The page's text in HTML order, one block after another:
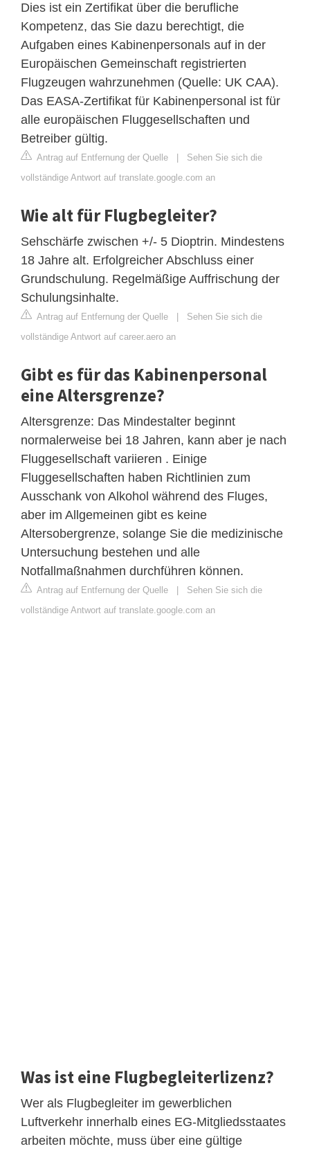
Dies ist ein Zertifikat über die berufliche
Kompetenz, das Sie dazu berechtigt, die
Aufgaben eines Kabinenpersonals auf in der
Europäischen Gemeinschaft registrierten
Flugzeugen wahrzunehmen (Quelle: UK CAA).
Das EASA-Zertifikat für Kabinenpersonal ist für
alle europäischen Fluggesellschaften und
Betreiber gültig.
Antrag auf Entfernung der Quelle | Sehen Sie sich die
vollständige Antwort auf translate.google.com an
Wie alt für Flugbegleiter?
Sehschärfe zwischen +/- 5 Dioptrin. Mindestens
18 Jahre alt. Erfolgreicher Abschluss einer
Grundschulung. Regelmäßige Auffrischung der
Schulungsinhalte.
Antrag auf Entfernung der Quelle | Sehen Sie sich die
vollständige Antwort auf career.aero an
Gibt es für das Kabinenpersonal
eine Altersgrenze?
Altersgrenze: Das Mindestalter beginnt
normalerweise bei 18 Jahren, kann aber je nach
Fluggesellschaft variieren . Einige
Fluggesellschaften haben Richtlinien zum
Ausschank von Alkohol während des Fluges,
aber im Allgemeinen gibt es keine
Altersobergrenze, solange Sie die medizinische
Untersuchung bestehen und alle
Notfallmaßnahmen durchführen können.
Antrag auf Entfernung der Quelle | Sehen Sie sich die
vollständige Antwort auf translate.google.com an
Was ist eine Flugbegleiterlizenz?
Wer als Flugbegleiter im gewerblichen
Luftverkehr innerhalb eines EG-Mitgliedsstaates
arbeiten möchte, muss über eine gültige